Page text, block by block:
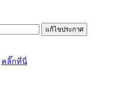
คลิ๊กที่นี่